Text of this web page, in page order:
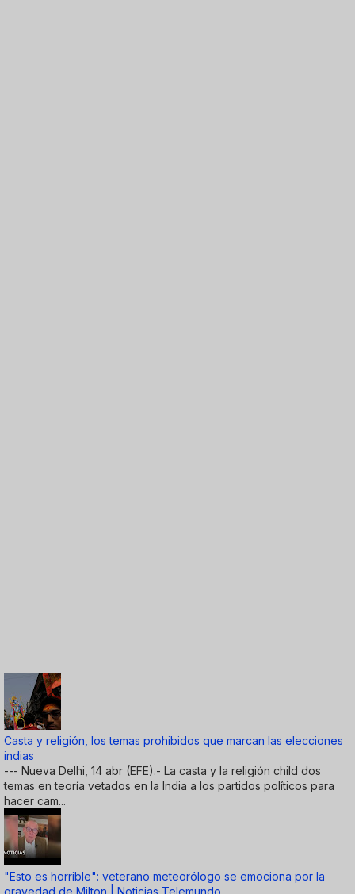
Casta y religión, los temas prohibidos que marcan las elecciones
indias
--- Nueva Delhi, 14 abr (EFE).- La casta y la religión child dos
temas en teoría vetados en la India a los partidos políticos para
hacer cam...
"Esto es horrible": veterano meteorólogo se emociona por la
gravedad de Milton | Noticias Telemundo